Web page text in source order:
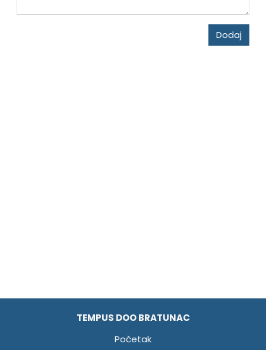
Dodaj
TEMPUS DOO BRATUNAC
Početak